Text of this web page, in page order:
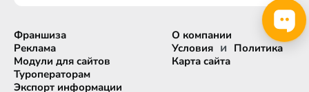
Франшиза
Реклама
Модули для сайтов
Туроператорам
Экспорт информации
О компании
Условия и Политика
Карта сайта